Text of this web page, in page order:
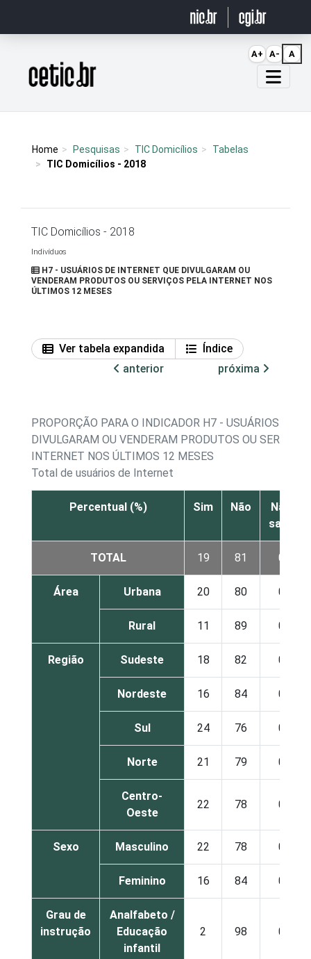
Página inicial
Home Pesquisas TIC Domicílios
Tabelas
TIC Domicílios - 2018
TIC Domicílios - 2018
Indivíduos
H7 - USUÁRIOS DE INTERNET QUE DIVULGARAM OU
VENDERAM PRODUTOS OU SERVIÇOS PELA INTERNET NOS
ÚLTIMOS 12 MESES
Ver tabela expandida
Índice
anterior
próxima
PROPORÇÃO PARA O INDICADOR H7 - USUÁRIOS DE
DIVULGARAM OU VENDERAM PRODUTOS OU
INTERNET NOS ÚLTIMOS 12 MESES
Total de usuários de Internet
Percentual (%) Sim Não
Não
sabe
TOTAL 19 81 0
Área Urbana 20 80 0
Rural 11 89 0
Região Sudeste 18 82 0
Nordeste 16 84 0
Sul 24 76 0
Norte 21 79 0
Centro-
Oeste
22 78 0
Sexo Masculino 22 78 0
Feminino 16 84 0
Grau de
instrução
Analfabeto /
Educação
infantil
2 98 0
A+ A- A